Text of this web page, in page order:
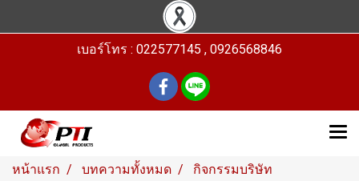
เบอร์โทร : 022577145 , 0926568846
หน้าแรก บทความทั้งหมด กิจกรรมบริษัท